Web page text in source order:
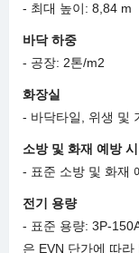
- 최대 높이: 8,84 m
바닥 하중
- 공장: 2톤/m2
화장실
- 바닥타일, 위생 및
소방 및 화재 예방
- 표준 소방 및 화재
전기
용량
- 표준 용량: 3P-
은 EVN 단가에 따라